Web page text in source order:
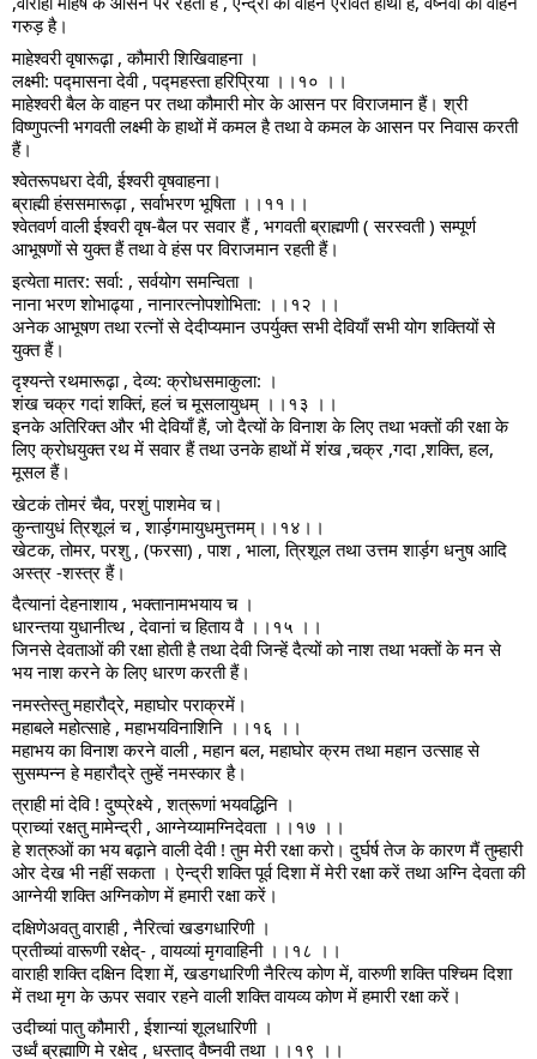
गरुड़ है।
माहेश्वरी वृषारूढ़ा , कौमारी शिखिवाहना ।
लक्ष्मी: पद्मासना देवी , पद्महस्ता हरिप्रिया ।।१० ।।
माहेश्वरी बैल के वाहन पर तथा कौमारी मोर के आसन पर विराजमान हैं। श्री
विष्णुपत्नी भगवती लक्ष्मी के हाथों में कमल है तथा वे कमल के आसन पर निवास करती
हैं।
श्वेतरूपधरा देवी, ईश्वरी वृषवाहना।
ब्राह्मी हंससमारूढ़ा , सर्वाभरण भूषिता ।।११।।
श्वेतवर्ण वाली ईश्वरी वृष-बैल पर सवार हैं , भगवती ब्राह्मणी ( सरस्वती ) सम्पूर्ण
आभूषणों से युक्त हैं तथा वे हंस पर विराजमान रहती हैं।
इत्येता मातर: सर्वा: , सर्वयोग समन्विता ।
नाना भरण शोभाढ्या , नानारत्नोपशोभिता: ।।१२ ।।
अनेक आभूषण तथा रत्नों से देदीप्यमान उपर्युक्त सभी देवियाँ सभी योग शक्तियों से
युक्त हैं।
दृश्यन्ते रथमारूढ़ा , देव्य: क्रोधसमाकुला: ।
शंख चक्र गदां शक्तिं, हलं च मूसलायुधम् ।।१३ ।।
इनके अतिरिक्त और भी देवियाँ हैं, जो दैत्यों के विनाश के लिए तथा भक्तों की रक्षा के
लिए क्रोधयुक्त रथ में सवार हैं तथा उनके हाथों में शंख ,चक्र ,गदा ,शक्ति, हल,
मूसल हैं।
खेटकं तोमरं चैव, परशुं पाशमेव च।
कुन्तायुधं त्रिशूलं च , शार्ड़गमायुधमुत्तमम्।।१४।।
खेटक, तोमर, परशु , (फरसा) , पाश , भाला, त्रिशूल तथा उत्तम शार्ड़ग धनुष आदि
अस्त्र -शस्त्र हैं।
दैत्यानां देहनाशाय , भक्तानामभयाय च ।
धारन्तया युधानीत्थ , देवानां च हिताय वै ।।१५ ।।
जिनसे देवताओं की रक्षा होती है तथा देवी जिन्हें दैत्यों को नाश तथा भक्तों के मन से
भय नाश करने के लिए धारण करती हैं।
नमस्तेस्तु महारौद्रे, महाघोर पराक्रमें।
महाबले महोत्साहे , महाभयविनाशिनि ।।१६ ।।
महाभय का विनाश करने वाली , महान बल, महाघोर क्रम तथा महान उत्साह से
सुसम्पन्न हे महारौद्रे तुम्हें नमस्कार है।
त्राही मां देवि ! दुष्प्रेक्ष्ये , शत्रूणां भयवद्धिनि ।
प्राच्यां रक्षतु मामेन्द्री , आग्नेय्यामग्निदेवता ।।१७ ।।
हे शत्रुओं का भय बढ़ाने वाली देवी ! तुम मेरी रक्षा करो। दुर्घर्ष तेज के कारण मैं तुम्हारी
ओर देख भी नहीं सकता । ऐन्द्री शक्ति पूर्व दिशा में मेरी रक्षा करें तथा अग्नि देवता की
आग्नेयी शक्ति अग्निकोण में हमारी रक्षा करें।
दक्षिणेअवतु वाराही , नैरित्वां खडगधारिणी ।
प्रतीच्यां वारूणी रक्षेद्- , वायव्यां मृगवाहिनी ।।१८ ।।
वाराही शक्ति दक्षिन दिशा में, खडगधारिणी नैरित्य कोण में, वारुणी शक्ति पश्चिम दिशा
में तथा मृग के ऊपर सवार रहने वाली शक्ति वायव्य कोण में हमारी रक्षा करें।
उदीच्यां पातु कौमारी , ईशान्यां शूलधारिणी ।
उर्ध्वं ब्रह्माणि मे रक्षेद , धस्ताद् वैष्नवी तथा ।।१९ ।।